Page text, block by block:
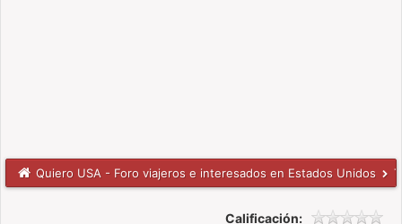
Quiero USA - Foro viajeros e interesados en Estados Unidos
Calificación: